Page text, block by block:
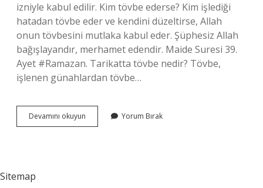
izniyle kabul edilir. Kim tövbe ederse? Kim işlediği
hatadan tövbe eder ve kendini düzeltirse, Allah
onun tövbesini mutlaka kabul eder. Şüphesiz Allah
bağışlayandır, merhamet edendir. Maide Suresi 39.
Ayet #Ramazan. Tarikatta tövbe nedir? Tövbe,
işlenen günahlardan tövbe…
Devamını okuyun
Kime
Yorum Bırak
Sitemap